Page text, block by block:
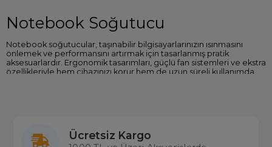
Notebook Soğutucu
Notebook soğutucular, taşınabilir bilgisayarlarınızın ısınmasını
önlemek ve performansını artırmak için tasarlanmış pratik
aksesuarlardır. Ergonomik tasarımları, güçlü fan sistemleri ve ekstra
özellikleriyle hem cihazınızı korur hem de uzun süreli kullanımda
taşınabilirliği kolaydır.
Çok Fanlı Soğutucular:Yüksek soğutma performansı için
Ücretsiz Kargo